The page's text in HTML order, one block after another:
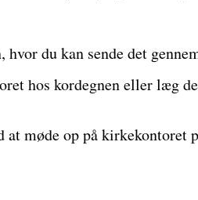
du kan sende det
hos kordegnen eller læg
at møde op på